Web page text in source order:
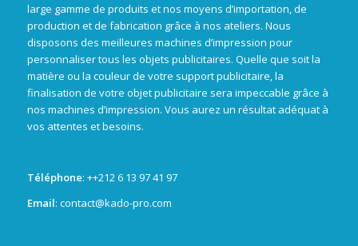
large gamme de produits et nos moyens d’importation, de
production et de fabrication grâce à nos ateliers. Nous
disposons des meilleures machines d’impression pour
personnaliser tous les objets publicitaires. Quelle que soit la
matière ou la couleur de votre support publicitaire, la
finalisation de votre objet publicitaire sera impeccable grâce à
nos machines d’impression. Vous aurez un résultat adéquat à
vos attentes et besoins.
Téléphone: ++212 6 13 97 41 97
Email: contact@kado-pro.com